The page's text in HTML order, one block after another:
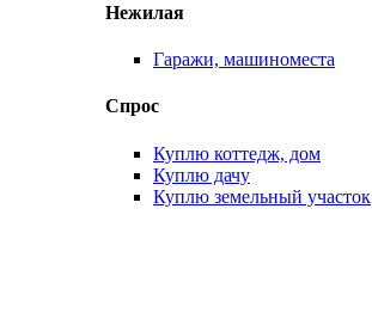
Нежилая
Гаражи, машиноместа
Спрос
Куплю коттедж, дом
Куплю дачу
Куплю земельный участок